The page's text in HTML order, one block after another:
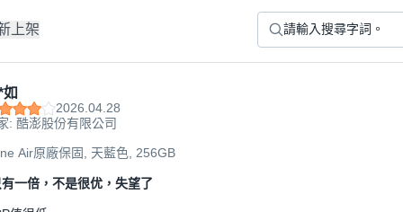
上架
如
2026.04.28
: 酷澎股份有限公司
Air原廠保固, 天藍色, 256GB
一倍，不是很优，失望了